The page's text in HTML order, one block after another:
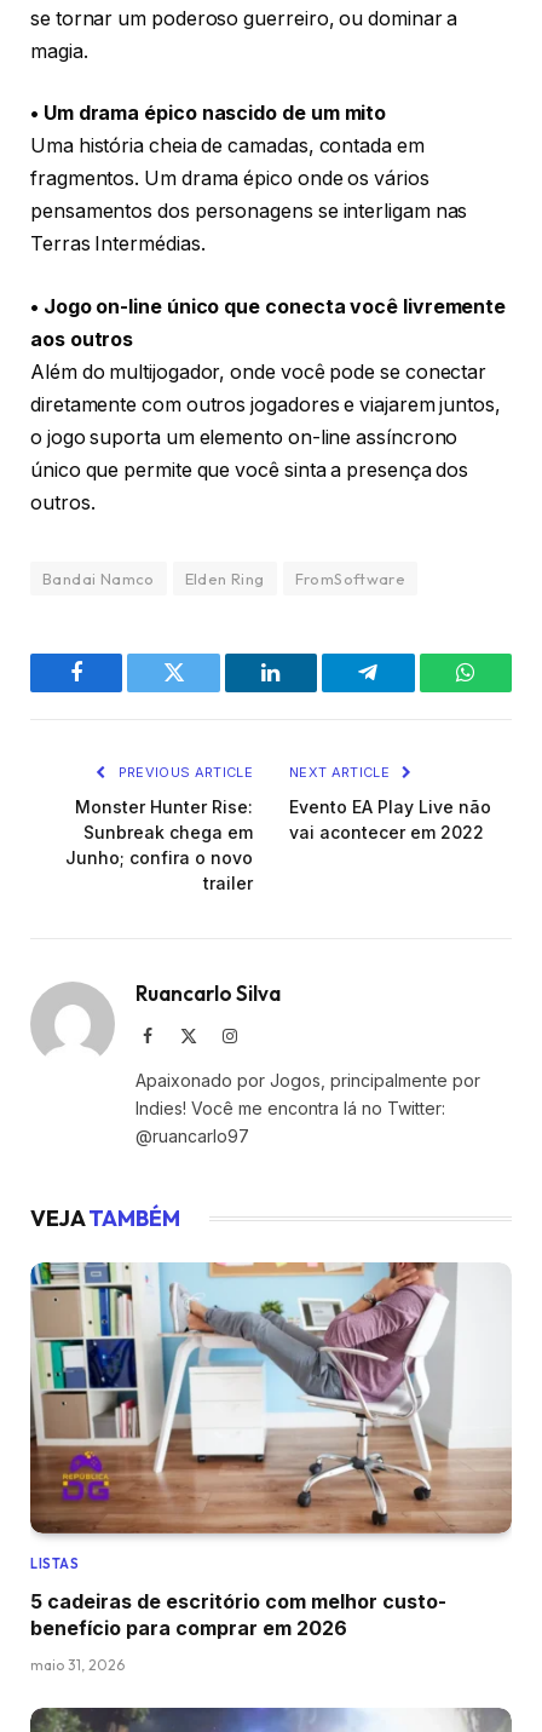
se tornar um poderoso guerreiro, ou dominar a
magia.
• Um drama épico nascido de um mito
Uma história cheia de camadas, contada em
fragmentos. Um drama épico onde os vários
pensamentos dos personagens se interligam nas
Terras Intermédias.
• Jogo on-line único que conecta você livremente
aos outros
Além do multijogador, onde você pode se conectar
diretamente com outros jogadores e viajarem juntos,
o jogo suporta um elemento on-line assíncrono
único que permite que você sinta a presença dos
outros.
Bandai Namco Elden Ring FromSoftware
Facebook Twitter LinkedIn Telegram
PREVIOUS ARTICLE
Monster Hunter Rise:
Sunbreak chega em
Junho; confira o novo
trailer
NEXT ARTICLE
Evento EA Play Live não
vai acontecer em 2022
Ruancarlo Silva
Facebook Instagram
Apaixonado por Jogos, principalmente por
Indies! Você me encontra lá no Twitter:
@ruancarlo97
VEJATAMBÉM
LISTAS
5 cadeiras de escritório com melhor custo-
benefício para comprar em 2026
maio 31, 2026